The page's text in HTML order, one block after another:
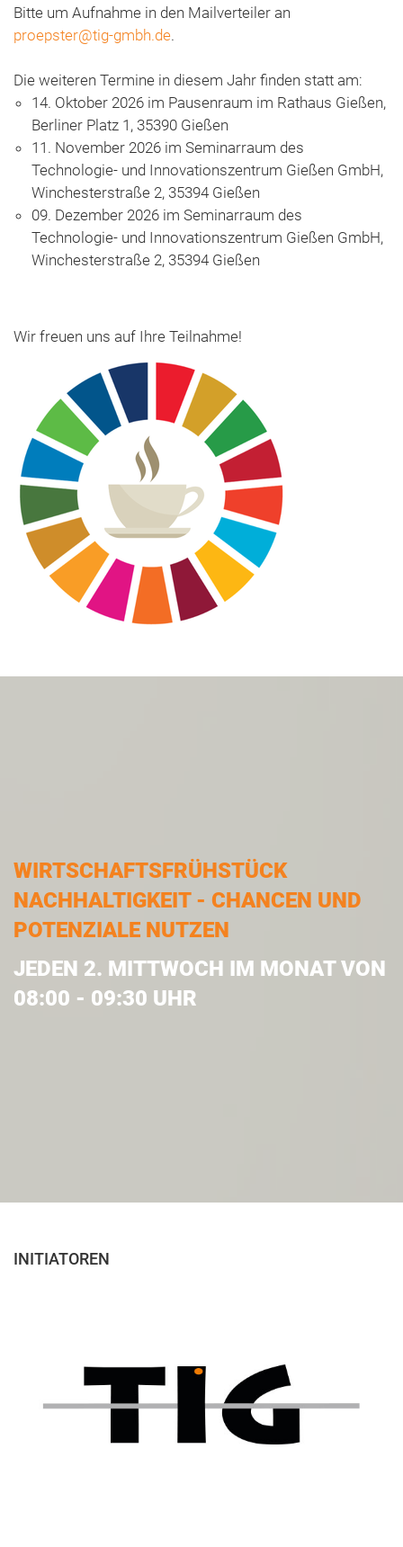
Bitte um Aufnahme in den Mailverteiler an
proepster@tig-gmbh.de.
Die weiteren Termine in diesem Jahr finden statt am:
14. Oktober 2026 im Pausenraum im Rathaus Gießen,
Berliner Platz 1, 35390 Gießen
11. November 2026 im Seminarraum des
Technologie- und Innovationszentrum Gießen GmbH,
Winchesterstraße 2, 35394 Gießen
09. Dezember 2026 im Seminarraum des
Technologie- und Innovationszentrum Gießen GmbH,
Winchesterstraße 2, 35394 Gießen
Wir freuen uns auf Ihre Teilnahme!
WIRTSCHAFTSFRÜHSTÜCK
NACHHALTIGKEIT - CHANCEN UND
POTENZIALE NUTZEN
JEDEN 2. MITTWOCH IM MONAT VON
08:00 - 09:30 UHR
INITIATOREN